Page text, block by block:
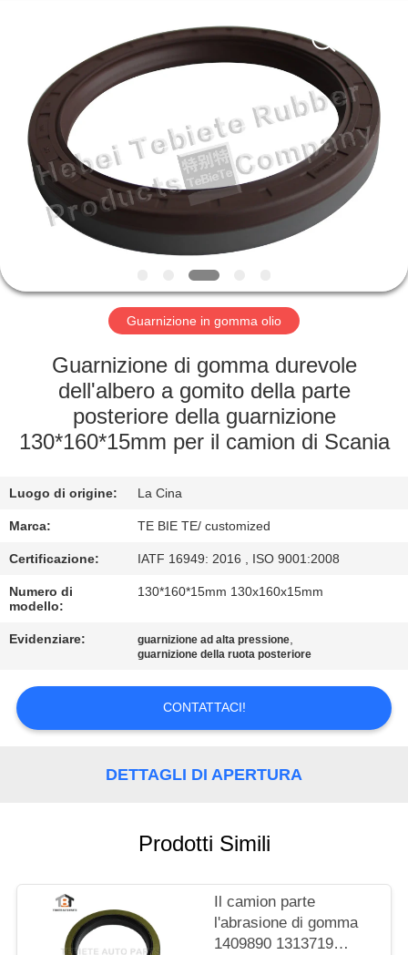
CASA
PRODOTTI
CIRCA
GIRO
FABBRICA
CONTROLLO
DI
CONTATTICI
NOTIZIE
CASI
MAPPA
DEL
Developed
Guarnizione in gomma olio
Guarnizione di gomma durevole
dell'albero a gomito della parte
posteriore della guarnizione
130*160*15mm per il camion di Scania
Luogo di origine: La Cina
Marca: TE BIE TE/ customized
Certificazione: IATF 16949: 2016 , ISO 9001:2008
Numero di
modello:
130*160*15mm 130x160x15mm
Evidenziare: guarnizione ad alta pressione,
guarnizione della ruota posteriore
CONTATTACI!
DETTAGLI DI APERTURA
Prodotti Simili
Il camion parte
l'abrasione di gomma
1409890 1313719